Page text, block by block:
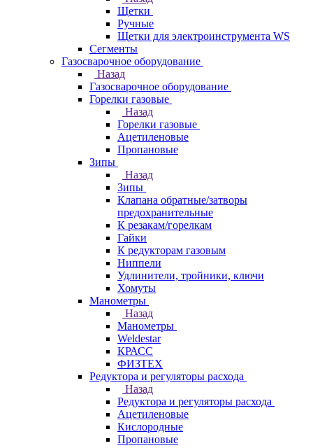
Щетки
Ручные
Щетки для электроинструмента WS
Сегменты
Газосварочное оборудование
Назад
Газосварочное оборудование
Горелки газовые
Назад
Горелки газовые
Ацетиленовые
Пропановые
Зипы
Назад
Зипы
Клапана обратные/затворы
предохранительные
К резакам/горелкам
Гайки
К редукторам газовым
Ниппели
Удлинители, тройники, ключи
Хомуты
Манометры
Назад
Манометры
Weldestar
КРАСС
ФИЗТЕХ
Редуктора и регуляторы расхода
Назад
Редуктора и регуляторы расхода
Ацетиленовые
Кислородные
Пропановые